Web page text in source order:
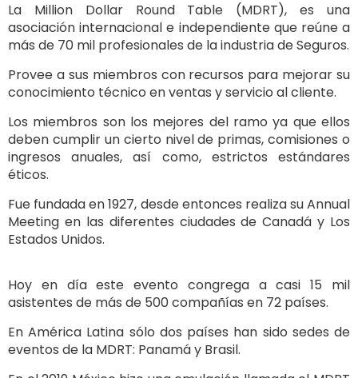
La Million Dollar Round Table (MDRT), es una
asociación internacional e independiente que reúne a
más de 70 mil profesionales de la industria de Seguros.
Provee a sus miembros con recursos para mejorar su
conocimiento técnico en ventas y servicio al cliente.
Los miembros son los mejores del ramo ya que ellos
deben cumplir un cierto nivel de primas, comisiones o
ingresos anuales, así como, estrictos estándares
éticos.
Fue fundada en 1927, desde entonces realiza su Annual
Meeting en las diferentes ciudades de Canadá y Los
Estados Unidos.
Hoy en día este evento congrega a casi 15 mil
asistentes de más de 500 compañías en 72 países.
En América Latina sólo dos países han sido sedes de
eventos de la MDRT: Panamá y Brasil.